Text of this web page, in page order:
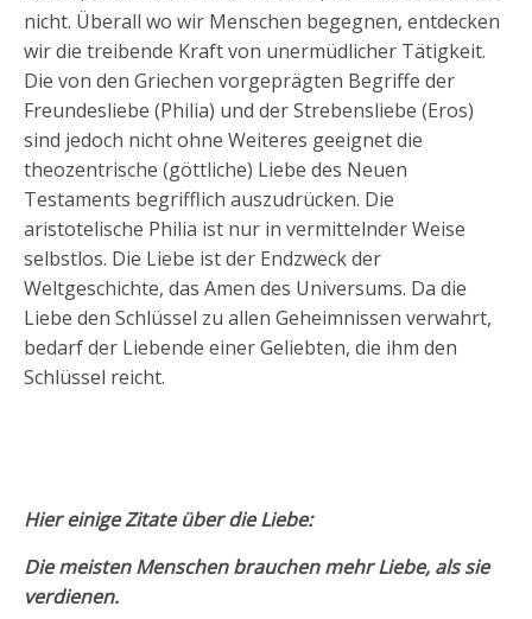
nicht. Überall wo wir Menschen begegnen, entdecken
wir die treibende Kraft von unermüdlicher Tätigkeit.
Die von den Griechen vorgeprägten Begriffe der
Freundesliebe (Philia) und der Strebensliebe (Eros)
sind jedoch nicht ohne Weiteres geeignet die
theozentrische (göttliche) Liebe des Neuen
Testaments begrifflich auszudrücken. Die
aristotelische Philia ist nur in vermittelnder Weise
selbstlos. Die Liebe ist der Endzweck der
Weltgeschichte, das Amen des Universums. Da die
Liebe den Schlüssel zu allen Geheimnissen verwahrt,
bedarf der Liebende einer Geliebten, die ihm den
Schlüssel reicht.
Hier einige Zitate über die Liebe:
Die meisten Menschen brauchen mehr Liebe, als sie
verdienen.